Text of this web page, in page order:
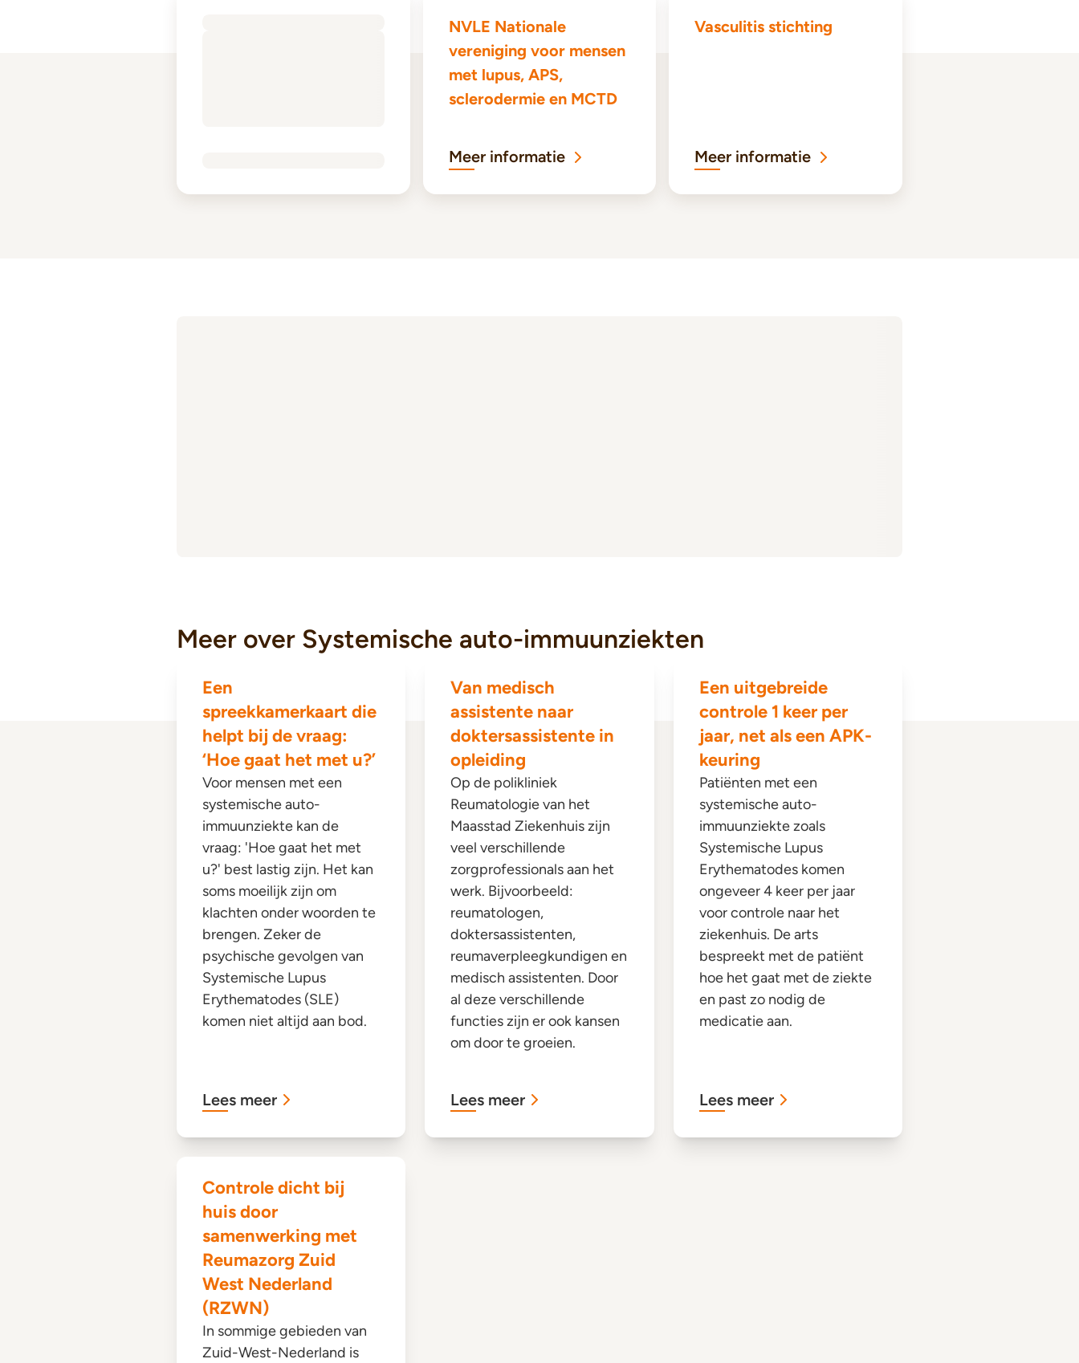
NVLE Nationale
vereniging voor mensen
met lupus, APS,
sclerodermie en MCTD
Meer informatie
Vasculitis stichting
Meer informatie
Meer over Systemische auto-immuunziekten
Een
spreekkamerkaart die
helpt bij de vraag:
‘Hoe gaat het met u?’
Voor mensen met een
systemische auto-
immuunziekte kan de
vraag: 'Hoe gaat het met
u?' best lastig zijn. Het kan
soms moeilijk zijn om
klachten onder woorden te
brengen. Zeker de
psychische gevolgen van
Systemische Lupus
Erythematodes (SLE)
komen niet altijd aan bod.
Lees meer
Van medisch
assistente naar
doktersassistente in
opleiding
Op de polikliniek
Reumatologie van het
Maasstad Ziekenhuis zijn
veel verschillende
zorgprofessionals aan het
werk. Bijvoorbeeld:
reumatologen,
doktersassistenten,
reumaverpleegkundigen en
medisch assistenten. Door
al deze verschillende
functies zijn er ook kansen
om door te groeien.
Lees meer
Een uitgebreide
controle 1 keer per
jaar, net als een APK-
keuring
Patiënten met een
systemische auto-
immuunziekte zoals
Systemische Lupus
Erythematodes komen
ongeveer 4 keer per jaar
voor controle naar het
ziekenhuis. De arts
bespreekt met de patiënt
hoe het gaat met de ziekte
en past zo nodig de
medicatie aan.
Lees meer
Controle dicht bij
huis door
samenwerking met
Reumazorg Zuid
West Nederland
(RZWN)
In sommige gebieden van
Zuid-West-Nederland is